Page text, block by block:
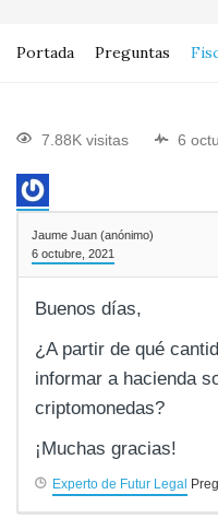
Portada Preguntas
7.88K visitas 6
Jaume Juan (anónimo)
6 octubre, 2021
Buenos días,
¿A partir de qué
informar a hacienda
criptomonedas?
¡Muchas gracias!
Experto de Futur Legal